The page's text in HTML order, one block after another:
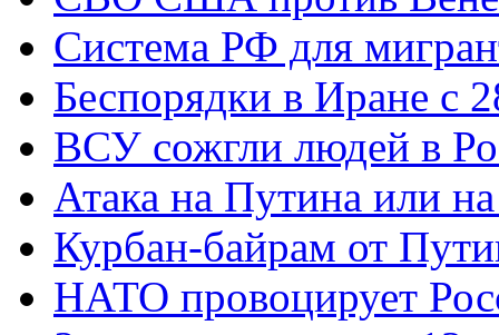
Система РФ для
Беспорядки в Иране с
ВСУ сожгли людей в
Атака на Путина или
Курбан-байрам от
НАТО провоцирует